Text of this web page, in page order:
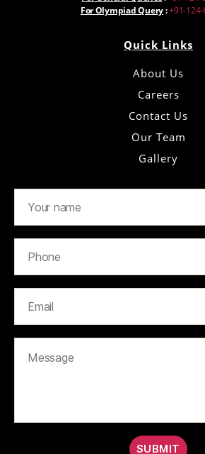
For Olympiad Query:+91-
Quick Links
About Us
Careers
Contact Us
Our Team
Gallery